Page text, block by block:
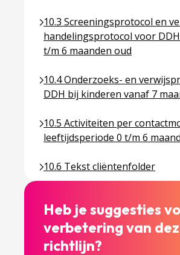
10.3 Screeningsprotocol en
handelingsprotocol voor
t/m 6 maanden oud
Ga naar pagina over 10.3
10.4 Onderzoeks- en
DDH bij kinderen vanaf 7
Ga naar pagina over 10.4
10.5 Activiteiten per
leeftijdsperiode 0 t/m 6
Ga naar pagina over 10.5
10.6 Tekst cliëntenfolder
Ga naar pagina over 10.6
Heb je suggesties
verbetering van
richtlijn?